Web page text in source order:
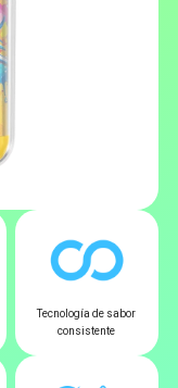
Tecnología de sabor
consistente